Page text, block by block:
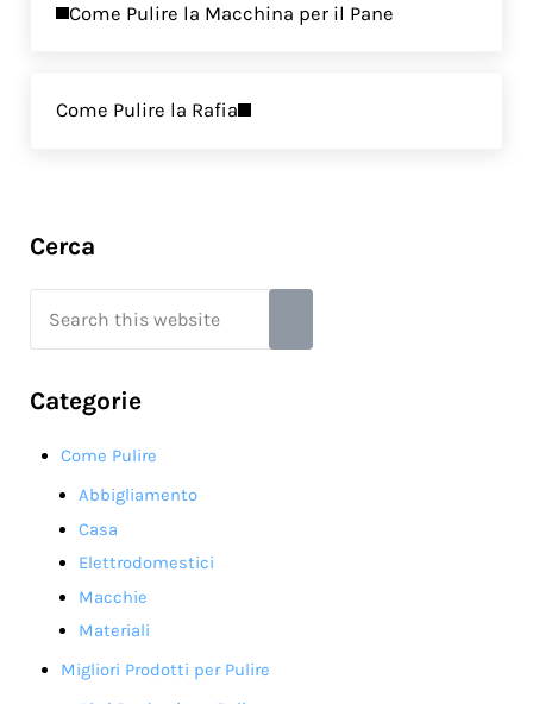
Come Pulire la Macchina per il Pane
Come Pulire la Rafia
Sidebar
Cerca
Categorie
Come Pulire
Abbigliamento
Casa
Elettrodomestici
Macchie
Materiali
Migliori Prodotti per Pulire